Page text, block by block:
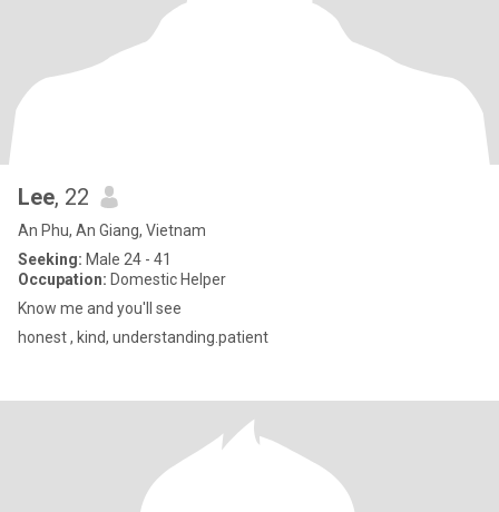
Lee, 22
An Phu, An Giang, Vietnam
Seeking: Male 24 - 41
Occupation: Domestic Helper
Know me and you'll see
honest , kind, understanding.patient